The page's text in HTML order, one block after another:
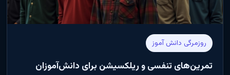
روزمرگی دانش آموز
تمرین‌های تنفسی و ریلکسیشن برای دانش‌آموزان